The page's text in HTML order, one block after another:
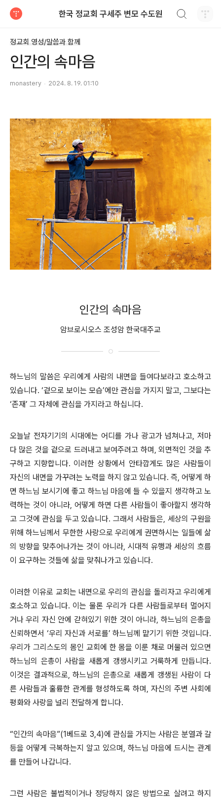
한국 정교회 구세주 변모 수도원
정교회 영성/말씀과 함께
인간의 속마음
monastery 2024. 8. 19. 01:10
인간의 속마음
암브로시오스 조성암 한국대주교
하느님의 말씀은 우리에게 사람의 내면을 들여다보라고 호소하고
있습니다. ‘겉으로 보이는 모습’에만 관심을 가지지 말고, 그보다는
‘존재’ 그 자체에 관심을 가지라고 하십니다.
오늘날 전자기기의 시대에는 어디를 가나 광고가 넘쳐나고, 저마
다 많은 것을 겉으로 드러내고 보여주려고 하며, 외면적인 것을 추
구하고 지향합니다. 이러한 상황에서 안타깝게도 많은 사람들이
자신의 내면을 가꾸려는 노력을 하지 않고 있습니다. 즉, 어떻게 하
면 하느님 보시기에 좋고 하느님 마음에 들 수 있을지 생각하고 노
력하는 것이 아니라, 어떻게 하면 다른 사람들이 좋아할지 생각하
고 그것에 관심을 두고 있습니다. 그래서 사람들은, 세상의 구원을
위해 하느님께서 무한한 사랑으로 우리에게 권면하시는 일들에 삶
의 방향을 맞추어나가는 것이 아니라, 시대적 유행과 세상의 흐름
이 요구하는 것들에 삶을 맞춰나가고 있습니다.
이러한 이유로 교회는 내면으로 우리의 관심을 돌리자고 우리에게
호소하고 있습니다. 이는 물론 우리가 다른 사람들로부터 멀어지
거나 우리 자신 안에 갇혀있기 위한 것이 아니라, 하느님의 은총을
신뢰하면서 ‘우리 자신과 서로를’ 하느님께 맡기기 위한 것입니다.
우리가 그리스도의 몸인 교회에 한 몸을 이룬 채로 머물러 있으면
하느님의 은총이 사람을 새롭게 갱생시키고 거룩하게 만듭니다.
이것은 결과적으로, 하느님의 은총으로 새롭게 갱생된 사람이 다
른 사람들과 훌륭한 관계를 형성하도록 하며, 자신의 주변 사회에
평화와 사랑을 널리 전달하게 합니다.
“인간의 속마음”(1베드로 3,4)에 관심을 가지는 사람은 분열과 갈
등을 어떻게 극복하는지 알고 있으며, 하느님 마음에 드시는 관계
를 만들어 나갑니다.
그런 사람은 불법적이거나 정당하지 않은 방법으로 살려고 하지